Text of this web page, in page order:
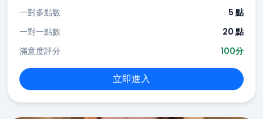
一對多點數
5 點
一對一點數
20 點
滿意度評分
100分
立即進入